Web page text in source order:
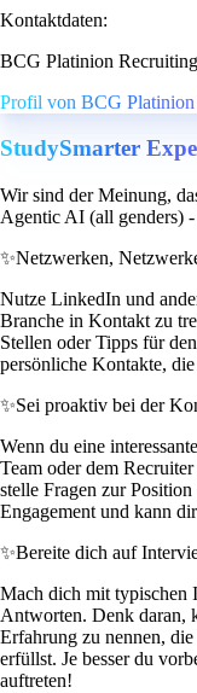
Kontaktdaten:
BCG Platinion
Profil von BCG Platinion
StudySmarter
Wir sind der Meinung,
Agentic AI (all genders)
✨Netzwerken,
Nutze LinkedIn und
Branche in Kontakt zu
Stellen oder Tipps für
persönliche Kontakte,
✨Sei proaktiv bei der
Wenn du eine
Team oder dem
stelle Fragen zur
Engagement und kann
✨Bereite dich auf
Mach dich mit typischen
Antworten. Denk daran,
Erfahrung zu nennen,
erfüllst. Je besser du
auftreten!